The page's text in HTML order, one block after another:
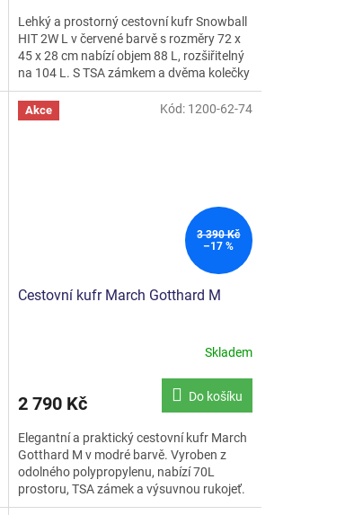
Lehký a prostorný cestovní kufr Snowball
HIT 2W L v červené barvě s rozměry 72 x
45 x 28 cm nabízí objem 88 L, rozšiřitelný
na 104 L. S TSA zámkem a dvěma kolečky
je ideální pro...
Akce
3 390 Kč
–17 %
Cestovní kufr March Gotthard M
Skladem
2 790 Kč Do košíku
Elegantní a praktický cestovní kufr March
Gotthard M v modré barvě. Vyroben z
odolného polypropylenu, nabízí 70L
prostoru, TSA zámek a výsuvnou rukojeť.
Ideální pro středně...
Kód: 1200-62-74